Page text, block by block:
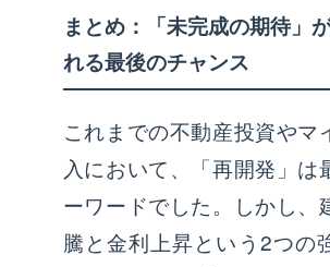
まとめ：「未完成の期待」
れる最後のチャンス
これまでの不動産投資やマ
入において、「再開発」は
ーワードでした。しかし、
騰と金利上昇という2つの